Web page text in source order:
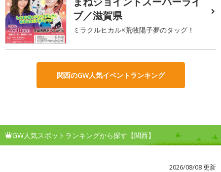
ブ／滋賀県
ミラクルヒカル×荒牧陽子夢のタッグ！
関西のGW人気イベントランキング
GW人気スポットランキングから探す【関西】
2026/08/08 更新